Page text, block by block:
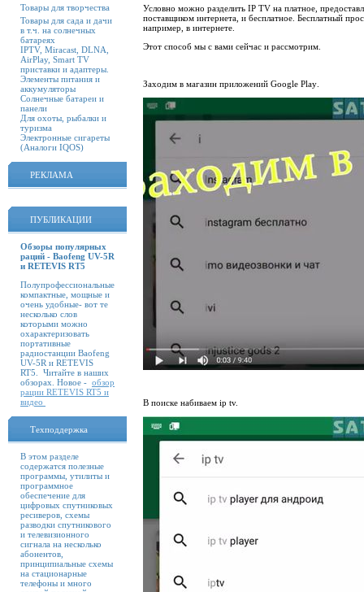
Товары для творчества
Товары для сада и дачи
в т.ч. на солнечных
батареях
IPTV, Miracast, DLNA,
AirPlay, Smart TV
приставки и адаптеры.
Элементы питания и
аккумуляторы
Солнечные батареи и
панели
Для охоты, рыбалки и
туризма
Электронные сигареты
(Аналоги IQOS)
РЕКЛАМА
ПУБЛИКАЦИИ
Обзоры популярных
раций - Baofeng UV-5R
и RETEVIS RT5
Полупрофессиональные
компактные, мощные и
очень удобные- вот те
несколько слов
которыми можно
охарактеризовать
портативные
радиостанции Baofeng
UV-5R и RETEVIS
RT5. Читайте в наших
обзорах. Новое - обзор
рации RETEVIS RT5 и
видео
Техподдержка
В этом разделе
содержатся полезные
программы, утилиты и
программное
обеспечение для
цифровых спутниковых
ресиверов, схемы
разводки спутникового
и телевизионного
сигнала на несколько
абонентов,
принципиальные схемы
на стационарные
телефоны и много
Условно можно разделить IP TV на платное,
поставщиком интернета, и бесплатное. Бесплатный
например, в интернете.
Этот способ мы с вами сейчас и рассмотрим.
Заходим в магазин приложений Google Play
В поиске набиваем ip tv.